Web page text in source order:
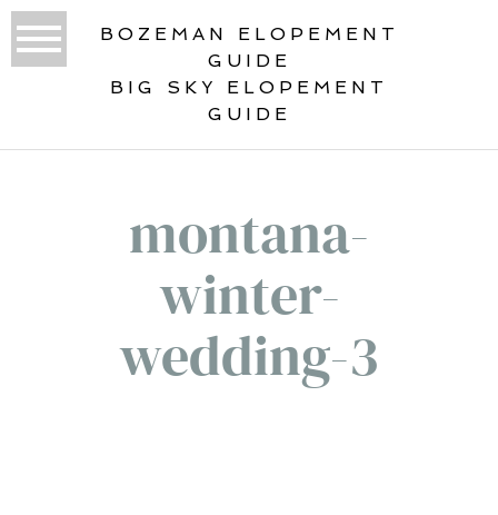
BOZEMAN ELOPEMENT
GUIDE
BIG SKY ELOPEMENT
GUIDE
montana-
winter-
wedding-3